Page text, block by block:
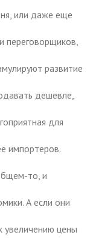
или даже еще
переговорщиков,
развитие
дешевле,
для
импортеров.
то, и
А если они
увеличению цены